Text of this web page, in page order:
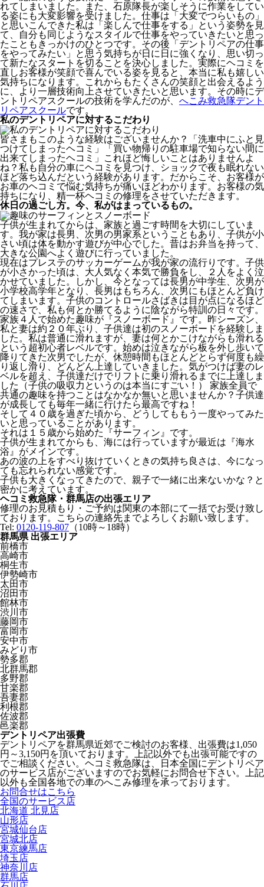
れてしまいました。また、石原隊長が楽しそうに作業をしてい
る姿にも大変影響を受けました。仕事は「大変でつらいもの」
と思いこんできた私は「楽しんで仕事をする」という姿勢を見
て、自分も同じようなスタイルで仕事をやっていきたいと思っ
たこともきっかけのひとつです。その後「デントリペアの仕事
をやってみたい」と思う気持ちが日に日に強くなり、思い切っ
て新たなスタートを切ることを決心しました。実際にヘコミを
直しお客様が笑顔で喜んでいる姿を見ると、本当に私も嬉しい
気持ちになります。これからもたくさんの笑顔と出会えるよう
に、より一層技術向上させていきたいと思います。その時にデ
ントリペアスクールの技術を学んだのが、 へこみ救急隊デント
リペアスクールです。
私のデントリペアに対するこだわり
皆さまもこのような経験はございませんか？「洗車中にふと見
つけてしまったヘコミ」「買い物帰りの駐車場で知らない間に
出来てしまったヘコミ」これほど悔しいことはありませんよ
ね？私も自分の車にヘコミを見つけ、ショックで夜も眠れない
ほど落ち込んだという経験があります。だからこそ、お客様が
お車のヘコミで悩む気持ちが痛いほどわかります。お客様の気
持ちになり、精一杯ヘコミの修理をさせていただきます。
休日の過ごし方。今、私がはまっているもの。
子供が生まれてからは、家族と過ごす時間を大切にしていま
す。我が家は長男、次男の男家系ということもあり、子供が小
さい頃は体を動かす遊びが中心でした。昔はお弁当を持って、
大きな公園へよく遊びに行っていました。
現在はプレステのサッカーゲームが我が家の流行りです。子供
が小さかった頃は、大人気なく本気で勝負をし、２人をよく泣
かせていました。しかし、今となっては長男が中学生、次男が
小学校高学年となり、長男はもちろん、次男にもほとんど負け
てしまいます。子供のコントロールさばきは目が点になるほど
の速さで、私も何とか勝てるように陰ながら特訓の日々です。
家族４人で始めた趣味が『スノーボード』です。昨シーズン、
私と妻は約２０年ぶり、子供達は初のスノーボードを経験しま
した。私は普通に滑れますが、妻は何とかこけながらも滑れる
という超初心者レベルです。始めは泣きながら板を外し歩いて
降りてきた次男でしたが、休憩時間もほとんどとらず何度も繰
り返し滑り、どんどん上達していきました。気がつけば妻のレ
ベルを超え、子供達だけでリフトに乗り滑れるまでに上達しま
した（子供の吸収力というのは本当にすごい！） 家族全員で
共通の趣味を持つことはなかなか無いと思いませんか？子供達
が成長しても毎年一緒に行けたら最高ですね！
そして４０歳を過ぎた頃から、どうしてももう一度やってみた
いと思っていることがあります。
それは１５歳から始めた『サーフィン』です。
子供が生まれてからも、海には行っていますが最近は『海水
浴』がメインです。
あの波の上をすべり抜けていくときの気持ち良さは、今になっ
ても忘れられない感覚です。
子供も大きくなってきたので、親子で一緒に出来ないかな？と
密かに考えています。
ヘコミ救急隊・群馬店の出張エリア
修理のお見積もり・ご予約は関東の本部にて一括でお受け致し
ております。こちらの連絡先までよろしくお願い致します。
Tel: 0120-119-807 （10時～18時）
群馬県 出張エリア
前橋市
高崎市
桐生市
伊勢崎市
太田市
沼田市
館林市
渋川市
藤岡市
富岡市
安中市
みどり市
勢多郡
北群馬郡
多野郡
甘楽郡
吾妻郡
利根郡
佐波郡
邑楽郡
デントリペア出張費
デントリペアを群馬県近郊でご検討のお客様、出張費は1,050
円～3,150円を頂いております。上記以外でも出張可能ですの
でご相談ください。ヘコミ救急隊は、日本全国にデントリペア
のサービス店がございますのでお気軽にお問合せ下さい。上記
以外も全国各地での車のへこみ修理を承っております。
お問合せはこちら
全国のサービス店
北海道 北見店
山形店
宮城仙台店
宮城北店
東京練馬店
埼玉店
神奈川店
群馬店